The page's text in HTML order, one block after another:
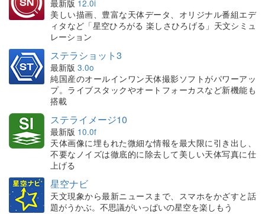
最新版 12.0i
美しい描画、豊富な天体データ、オリジナル番組エデ
ィタなど「星空ひろがる 楽しさひろげる」天文シミュ
レーション
ステラショット3
最新版 3.0o
純国産のオールインワン天体撮影ソフトがパワーアッ
プ。ライブスタックやオートフォーカスなど新機能も
搭載
ステライメージ10
最新版 10.0f
天体画像に埋もれた微細な情報を最大限に引き出し、
不要なノイズは徹底的に除去して美しい天体写真に仕
上げる
星空ナビ
天文現象から最新ニュースまで、スマホをかざすと話
題がうかぶ。不思議がいっぱいの星空を楽しもう